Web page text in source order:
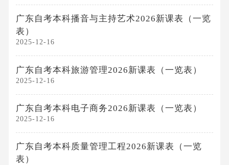
广东自考本科播音与主持艺术2026新课表（一览
表）
2025-12-16
广东自考本科旅游管理2026新课表（一览表）
2025-12-16
广东自考本科电子商务2026新课表（一览表）
2025-12-16
广东自考本科质量管理工程2026新课表（一览
表）